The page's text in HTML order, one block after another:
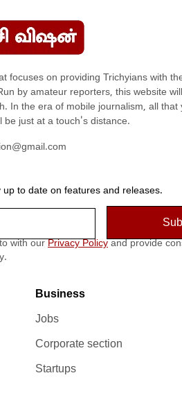
focuses on providing Trichyians with
by amateur reporters, this website
In the era of mobile journalism, all that
be just at a touch's distance.
to date on features and releases.
with our Privacy Policy and provide
Business
Jobs
Corporate section
Startups